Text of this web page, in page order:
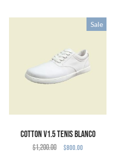
Sale
Cotton V1.5 Tenis Blanco
(Defecto Cosmético)
$1,200.00 $800.00